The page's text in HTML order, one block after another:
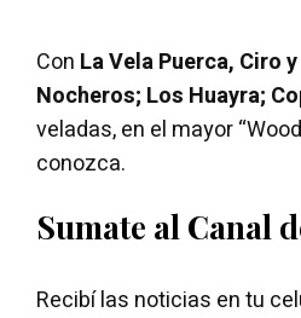
Con La Vela Puerca, Ciro
Nocheros; Los Huayra;
veladas, en el mayor
conozca.
Sumate al Canal
Recibí las noticias en tu